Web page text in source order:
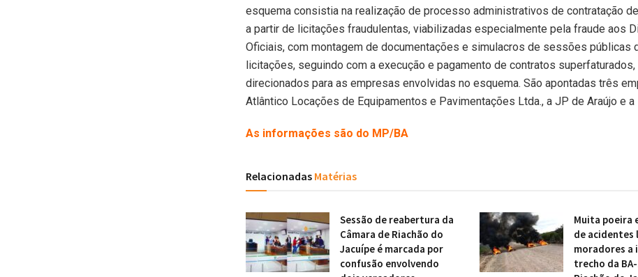
esquema consistia na realização de processo administrativos de contratação
a partir de licitações fraudulentas, viabilizadas especialmente pela fraude aos
Oficiais, com montagem de documentações e simulacros de sessões públicas
licitações, seguindo com a execução e pagamento de contratos superfaturados,
direcionados para as empresas envolvidas no esquema. São apontadas três
Atlântico Locações de Equipamentos e Pavimentações Ltda., a JP de Araújo e a
As informações são do MP/BA
Relacionadas Matérias
Sessão de reabertura da
Câmara de Riachão do
Jacuípe é marcada por
confusão envolvendo
Muita poeira
de acidentes
moradores
trecho da